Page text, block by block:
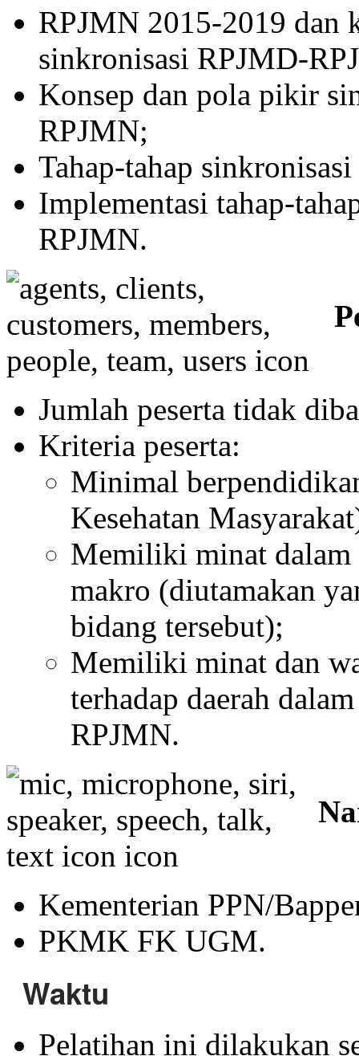
RPJMN 2015-2019 dan
sinkronisasi RPJMD-
Konsep dan pola pikir
RPJMN;
Tahap-tahap
Implementasi tahap-
RPJMN.
Jumlah peserta tidak
Kriteria peserta:
Minimal
Kesehatan
Memiliki minat dalam
makro (diutamakan
bidang tersebut);
Memiliki minat dan
terhadap daerah
RPJMN.
Kementerian PPN/
PKMK FK UGM.
Waktu
Pelatihan ini dilakukan
MPH
Emmy
MPH
Belajar mandiri
Jum’at 16 Desember
(09.30 – 11.00 WIB)
Ujian